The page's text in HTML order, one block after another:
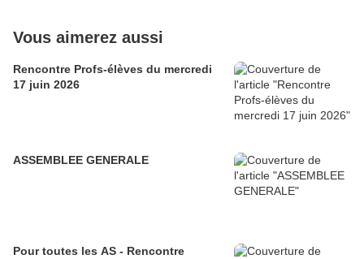
Vous aimerez aussi
Rencontre Profs-élèves du mercredi
17 juin 2026
ASSEMBLEE GENERALE
Pour toutes les AS - Rencontre